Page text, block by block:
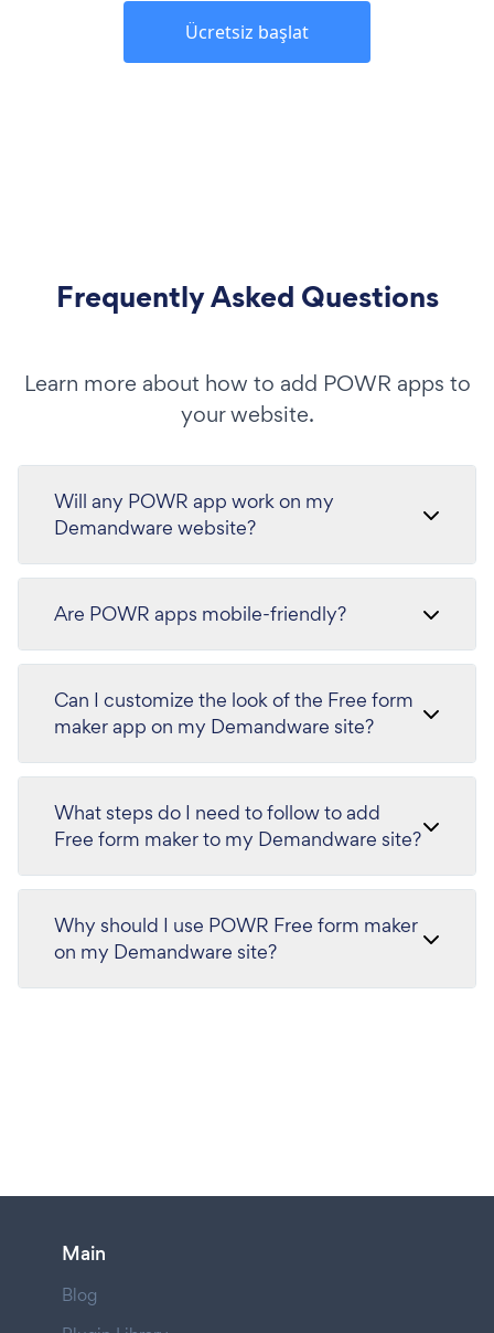
Ücretsiz başlat
Frequently Asked Questions
Learn more about how to add POWR apps to
your website.
Will any POWR app work on my
Demandware website?
Are POWR apps mobile-friendly?
Can I customize the look of the Free form
maker app on my Demandware site?
What steps do I need to follow to add
Free form maker to my Demandware site?
Why should I use POWR Free form maker
on my Demandware site?
Main
Blog